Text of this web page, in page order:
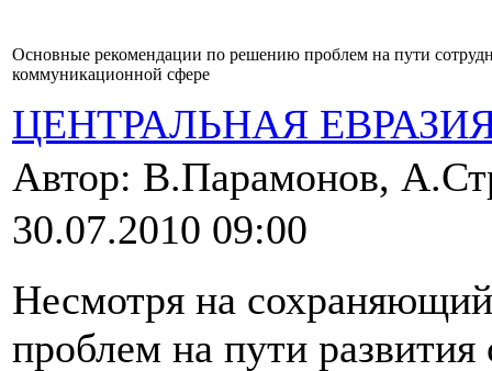
Основные рекомендации по решению проблем на пути
коммуникационной сфере
ЦЕНТРАЛЬНАЯ
Автор: В.Парамонов,
30.07.2010 09:00
Несмотря на
проблем на пути